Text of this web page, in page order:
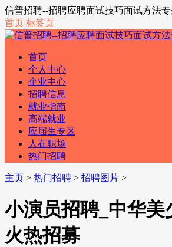
信普招聘--招聘应聘面试技巧面试方法
首页 标签页
首页
个人中心
企业中心
招聘信息
就业指南
高端就业
应届生专区
人在职场
热门招聘
主页 > 热门招聘 > 招聘图片 >
小演员招聘_中华美
火热招募